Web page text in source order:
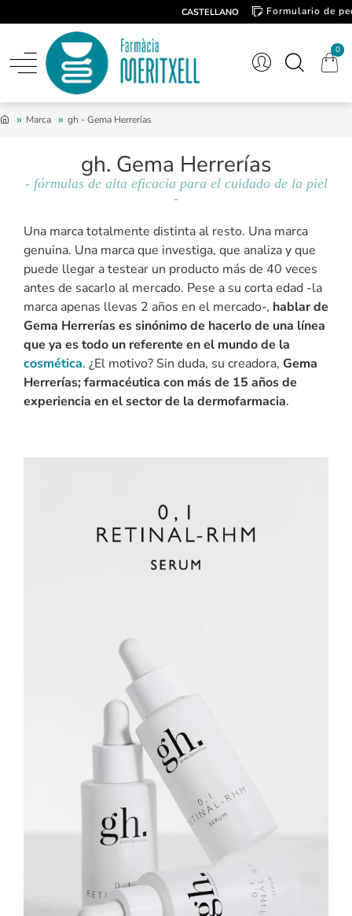
CASTELLANO
Formulario de
0
Marca gh - Gema Herrerías
gh. Gema Herrerías
- fórmulas de alta eficacia para el cuidado de la piel
-
Una marca totalmente distinta al resto. Una marca
genuina. Una marca que investiga, que analiza y que
puede llegar a testear un producto más de 40 veces
antes de sacarlo al mercado. Pese a su corta edad -la
marca apenas llevas 2 años en el mercado-, hablar de
Gema Herrerías es sinónimo de hacerlo de una línea
que ya es todo un referente en el mundo de la
cosmética. ¿El motivo? Sin duda, su creadora, Gema
Herrerías; farmacéutica con más de 15 años de
experiencia en el sector de la dermofarmacia.